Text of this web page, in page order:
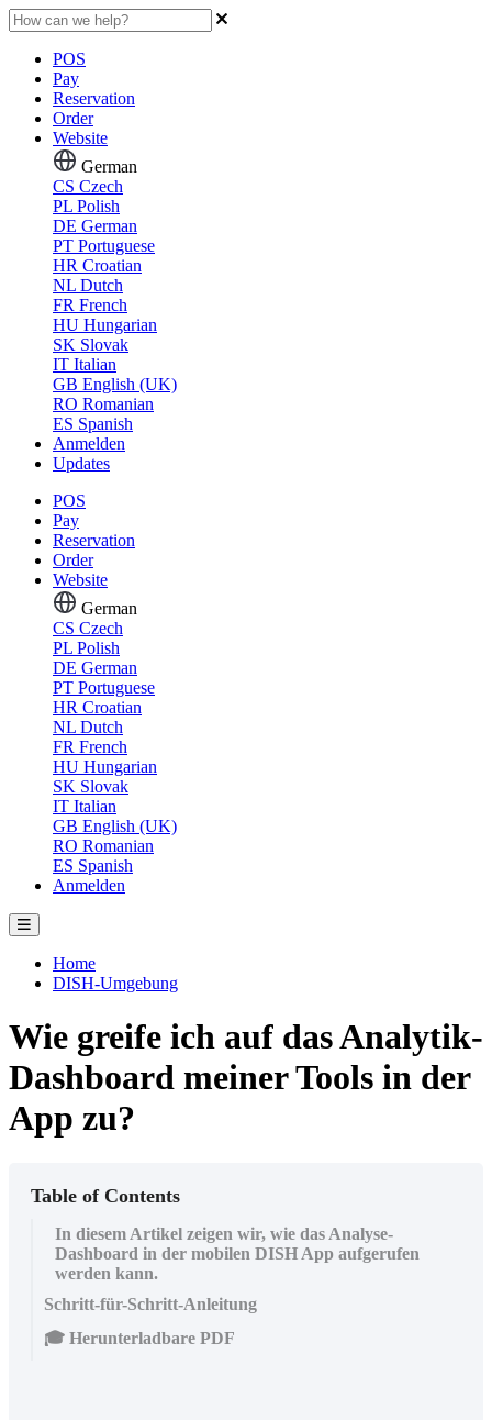
POS
Pay
Reservation
Order
Website
German
CS Czech
PL Polish
DE German
PT Portuguese
HR Croatian
NL Dutch
FR French
HU Hungarian
SK Slovak
IT Italian
GB English (UK)
RO Romanian
ES Spanish
Anmelden
Updates
POS
Pay
Reservation
Order
Website
German
CS Czech
PL Polish
DE German
PT Portuguese
HR Croatian
NL Dutch
FR French
HU Hungarian
SK Slovak
IT Italian
GB English (UK)
RO Romanian
ES Spanish
Anmelden
Home
DISH-Umgebung
Wie greife ich auf das Analytik-
Dashboard meiner Tools in der
App zu?
Table of Contents
In diesem Artikel zeigen wir, wie das Analyse-
Dashboard in der mobilen DISH App aufgerufen
werden kann.
Schritt-für-Schritt-Anleitung
🎓 Herunterladbare PDF